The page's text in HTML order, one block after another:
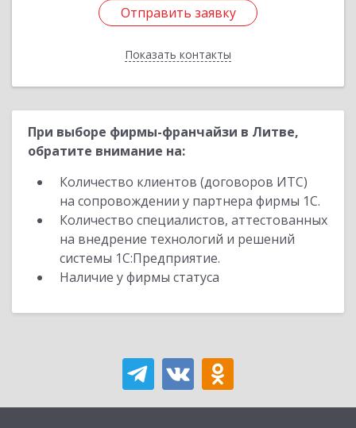
Отправить заявку
Показать контакты
Отправить заявку
Назад
При выборе фирмы-франчайзи в Литве,
обратите внимание на:
Количество клиентов (договоров ИТС)
на сопровождении у партнера фирмы 1С.
Количество специалистов, аттестованных
на внедрение технологий и решений
системы 1С:Предприятие.
Наличие у фирмы статуса